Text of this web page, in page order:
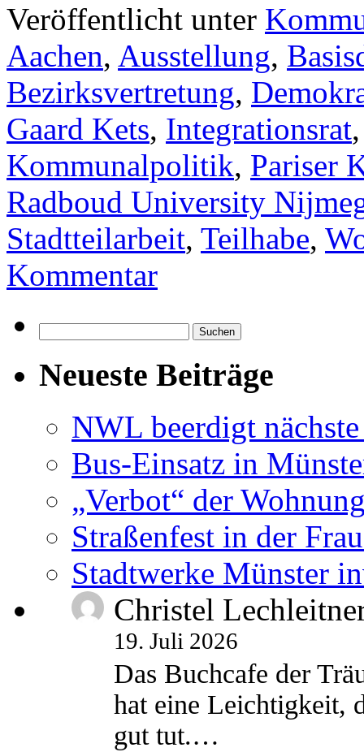
Veröffentlicht unter
Aachen, Ausstellung,
Bezirksvertretung,
Gaard Kets, Integrationsrat
Kommunalpolitik, Pariser
Radboud University
Stadtteilarbeit, Teilhabe,
Kommentar
nach:
Neueste Beiträge
NWL beerdigt
Bus-Einsatz in
„Verbot“ der
Straßenfest in der
Stadtwerke Münster
Christel
19. Juli 2026
Das Buchcafe der
hat eine Leichtigkeit,
gut tut.…